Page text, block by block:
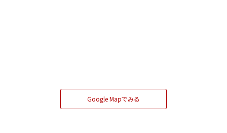
Google Mapでみる